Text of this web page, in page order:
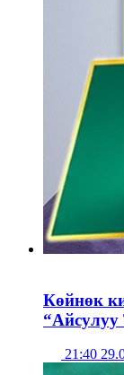
Көйнөк
21:40